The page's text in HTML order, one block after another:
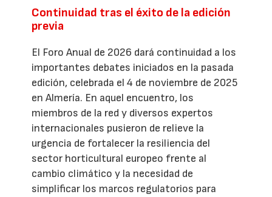
Continuidad tras el éxito de la edición
previa
El Foro Anual de 2026 dará continuidad a los
importantes debates iniciados en la pasada
edición, celebrada el 4 de noviembre de 2025
en Almería. En aquel encuentro, los
miembros de la red y diversos expertos
internacionales pusieron de relieve la
urgencia de fortalecer la resiliencia del
sector horticultural europeo frente al
cambio climático y la necesidad de
simplificar los marcos regulatorios para